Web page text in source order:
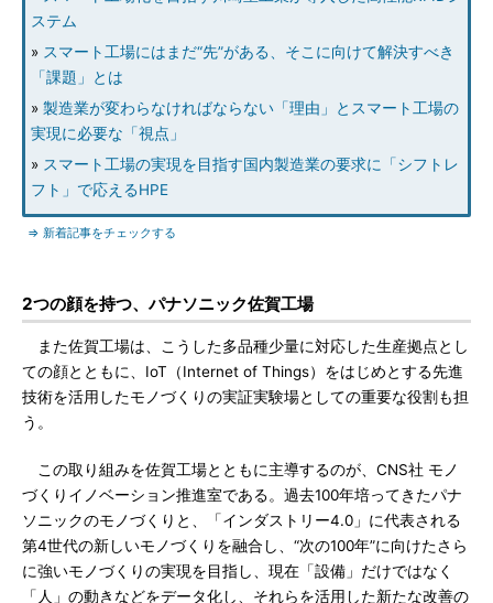
ステム
» スマート工場にはまだ“先”がある、そこに向けて解決すべき
「課題」とは
» 製造業が変わらなければならない「理由」とスマート工場の
実現に必要な「視点」
» スマート工場の実現を目指す国内製造業の要求に「シフトレ
フト」で応えるHPE
⇒ 新着記事をチェックする
2つの顔を持つ、パナソニック佐賀工場
また佐賀工場は、こうした多品種少量に対応した生産拠点とし
ての顔とともに、IoT（Internet of Things）をはじめとする先進
技術を活用したモノづくりの実証実験場としての重要な役割も担
う。
この取り組みを佐賀工場とともに主導するのが、CNS社 モノ
づくりイノベーション推進室である。過去100年培ってきたパナ
ソニックのモノづくりと、「インダストリー4.0」に代表される
第4世代の新しいモノづくりを融合し、“次の100年”に向けたさら
に強いモノづくりの実現を目指し、現在「設備」だけではなく
「人」の動きなどをデータ化し、それらを活用した新たな改善の